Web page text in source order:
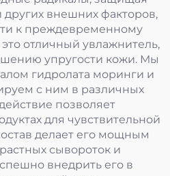
других внешних факторов,
к преждевременному
отличный увлажнитель,
упругости кожи. Мы
гидролата моринги и
с ним в различных
позволяет
для чувствительной
делает его мощным
сывороток и
внедрить его в